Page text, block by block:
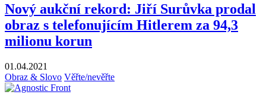
Nový aukční rekord: Jiří Surůvka prodal
obraz s telefonujícím Hitlerem za 94,3
milionu korun
01.04.2021
Obraz & Slovo Věřte/nevěřte